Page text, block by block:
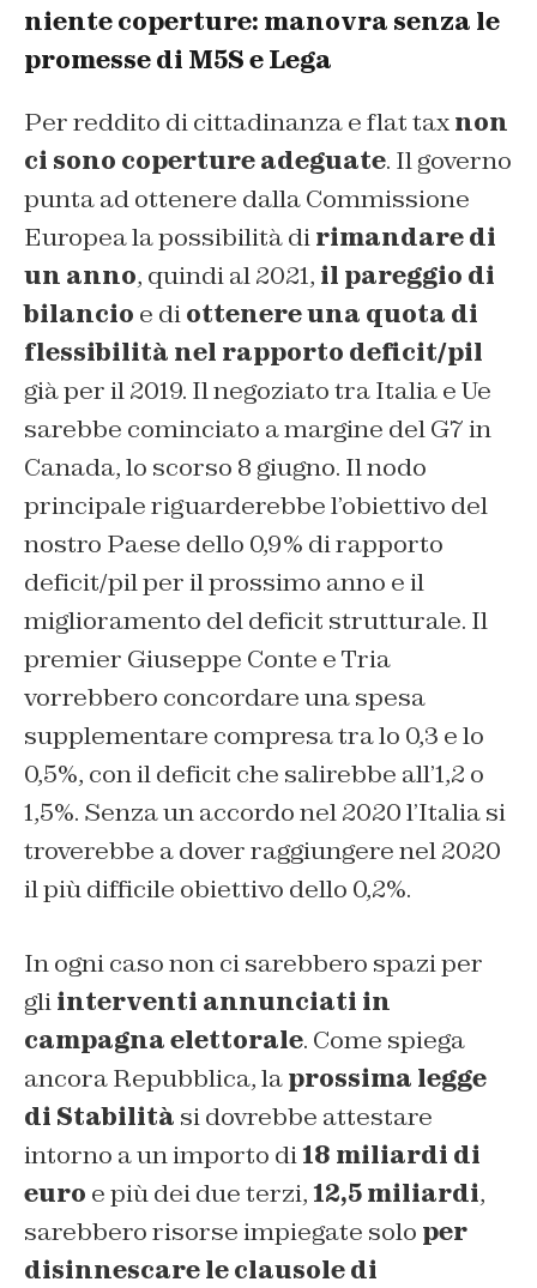
niente coperture: manovra senza le
promesse di M5S e Lega
Per reddito di cittadinanza e flat taxnon
ci sono coperture adeguate. Il governo
punta ad ottenere dalla Commissione
Europea la possibilità dirimandare di
un anno, quindi al 2021, il pareggio di
bilancio e diottenere una quota di
flessibilità nel rapporto deficit/pil
già per il 2019. Il negoziato tra Italia e Ue
sarebbe cominciato a margine del G7 in
Canada, lo scorso 8 giugno. Il nodo
principale riguarderebbe l’obiettivo del
nostro Paese dello 0,9% di rapporto
deficit/pil per il prossimo anno e il
miglioramento del deficit strutturale. Il
premier Giuseppe Conte e Tria
vorrebbero concordare una spesa
supplementare compresa tra lo 0,3 e lo
0,5%, con il deficit che salirebbe all’1,2 o
1,5%. Senza un accordo nel 2020 l’Italia si
troverebbe a dover raggiungere nel 2020
il più difficile obiettivo dello 0,2%.
In ogni caso non ci sarebbero spazi per
gliinterventi annunciati in
campagna elettorale. Come spiega
ancora Repubblica, laprossima legge
di Stabilità si dovrebbe attestare
intorno a un importo di18 miliardi di
euro e più dei due terzi, 12,5 miliardi,
sarebbero risorse impiegate solo per
disinnescare le clausole di